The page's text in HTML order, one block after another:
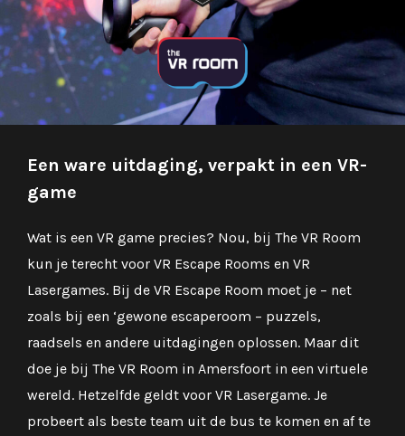
Een ware uitdaging, verpakt in een VR-
game
Wat is een VR game precies? Nou, bij The VR Room
kun je terecht voor VR Escape Rooms en VR
Lasergames. Bij de VR Escape Room moet je – net
zoals bij een ‘gewone escaperoom – puzzels,
raadsels en andere uitdagingen oplossen. Maar dit
doe je bij The VR Room in Amersfoort in een virtuele
wereld. Hetzelfde geldt voor VR Lasergame. Je
probeert als beste team uit de bus te komen en af te